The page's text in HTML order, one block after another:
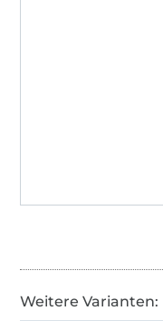
Weitere Varianten: